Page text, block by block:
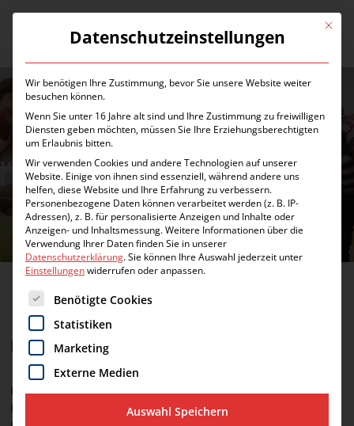
Menü
DATENSCHUTZ
Datenschutz
Es ist uns wichtig, dass Sie jederzeit wissen, wann wir welche
Daten speichern und wofür wir diese verwenden. Jedes
Mit
Datenschutzeinstellungen
Wir benötigen Ihre Zustimmung, bevor Sie unsere Website weiter
besuchen können.
Wenn Sie unter 16 Jahre alt sind und Ihre Zustimmung zu freiwilligen
Diensten geben möchten, müssen Sie Ihre Erziehungsberechtigten
um Erlaubnis bitten.
Wir verwenden Cookies und andere Technologien auf unserer
Website. Einige von ihnen sind essenziell, während andere uns
helfen, diese Website und Ihre Erfahrung zu verbessern.
Personenbezogene Daten können verarbeitet werden (z. B. IP-
Adressen), z. B. für personalisierte Anzeigen und Inhalte oder
Anzeigen- und Inhaltsmessung.Weitere Informationen über die
Verwendung Ihrer Daten finden Sie in unserer
Datenschutzerklärung.Sie können Ihre Auswahl jederzeit unter
Einstellungenwiderrufen oder anpassen.
Es folgt eine Liste der Service-Gruppen, für die eine Einwilligung
Benötigte Cookies
Statistiken
Marketing
Externe Medien
Auswahl Speichern